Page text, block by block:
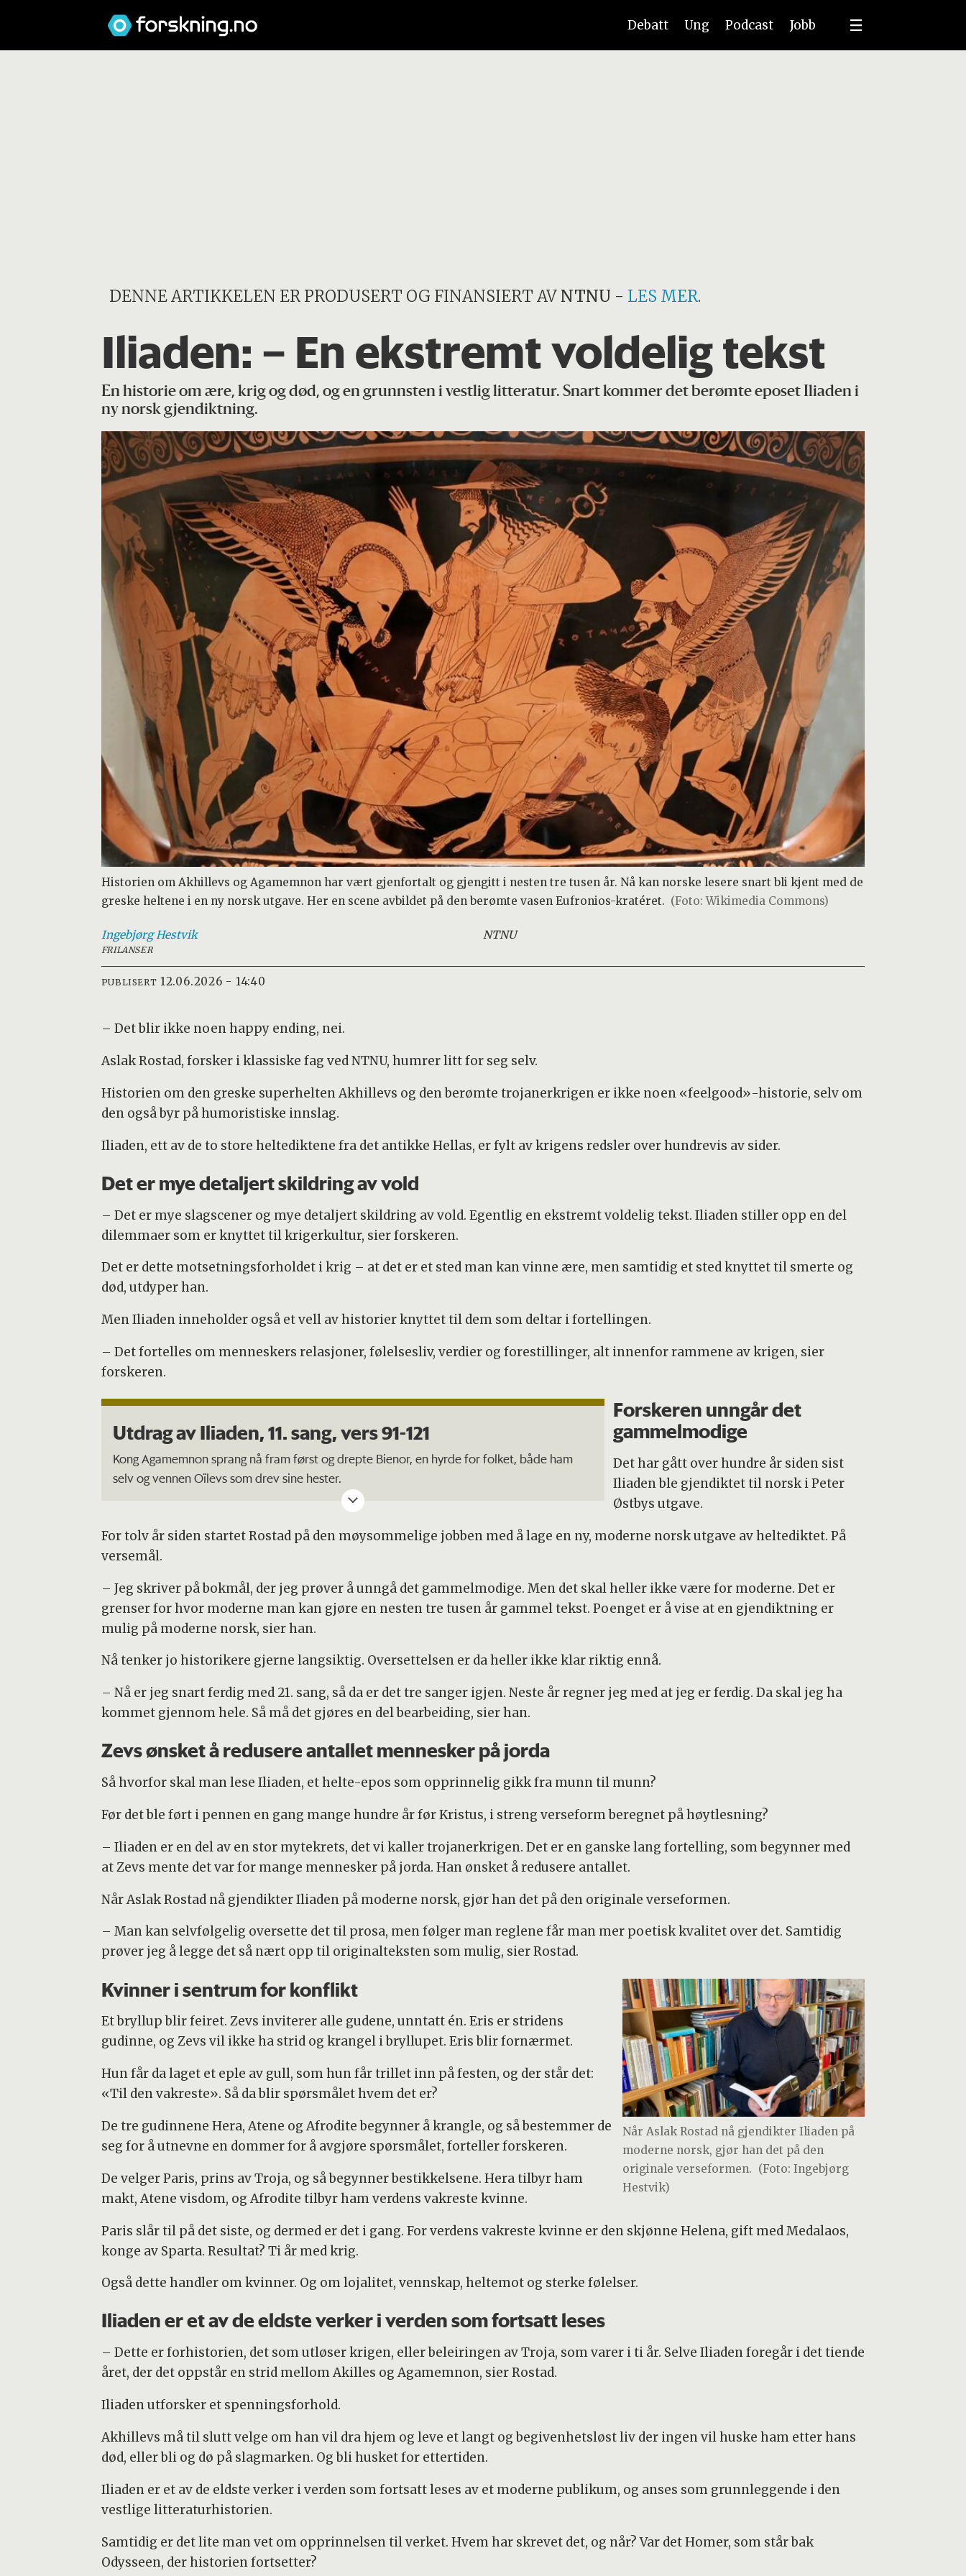
Debatt Ung Podcast Jobb
DENNE ARTIKKELEN ER PRODUSERT OG FINANSIERT AV NTNU - LES MER.
Iliaden: – En ekstremt voldelig tekst
En historie om ære, krig og død, og en grunnsten i vestlig litteratur. Snart kommer det berømte eposet Iliaden i
ny norsk gjendiktning.
Historien om Akhillevs og Agamemnon har vært gjenfortalt og gjengitt i nesten tre tusen år. Nå kan norske lesere snart bli kjent med de
greske heltene i en ny norsk utgave. Her en scene avbildet på den berømte vasen Eufronios-kratéret. (Foto: Wikimedia Commons)
Ingebjørg Hestvik
FRILANSER
NTNU
PUBLISERT 12.06.2026 - 14:40
– Det blir ikke noen happy ending, nei.
Aslak Rostad, forsker i klassiske fag ved NTNU, humrer litt for seg selv.
Historien om den greske superhelten Akhillevs og den berømte trojanerkrigen er ikke noen «feelgood»-historie, selv om
den også byr på humoristiske innslag.
Iliaden, ett av de to store heltediktene fra det antikke Hellas, er fylt av krigens redsler over hundrevis av sider.
Det er mye detaljert skildring av vold
– Det er mye slagscener og mye detaljert skildring av vold. Egentlig en ekstremt voldelig tekst. Iliaden stiller opp en del
dilemmaer som er knyttet til krigerkultur, sier forskeren.
Det er dette motsetningsforholdet i krig – at det er et sted man kan vinne ære, men samtidig et sted knyttet til smerte og
død, utdyper han.
Men Iliaden inneholder også et vell av historier knyttet til dem som deltar i fortellingen.
– Det fortelles om menneskers relasjoner, følelsesliv, verdier og forestillinger, alt innenfor rammene av krigen, sier
forskeren.
Utdrag av Iliaden, 11. sang, vers 91-121
Kong Agamemnon sprang nå fram først og drepte Bienor, en hyrde for folket, både ham
selv og vennen Oïlevs som drev sine hester.
Han hadde sprunget fra vognen, og stilte seg mot Agamemnon, men da han sprang fram,
traff Agamemnon hans panne med spydet; det kunne ikke hans hjelm som var tung av
bronse, få stanset.
Nei, det gikk tvers gjennom hjelmen og skallen, og hjernen der inne moste det helt. Slik
drepte han mannen som raste i sinne.
Kongen av mennenes flokk, Agamemnon, forlot dem nå begge mens deres bryst lyste
og en ekte; begge stod nå på én vogn. Den uekte sønnen var vognkusk, mens ved hans side
gikk vidgjetne Antifos.
Dem bandt Akhillevs sammen på Idas åser, med ungskudd formet til vidje, den gang de
spydet i brystet rett ovenfor vorten, før han traff Antifos’ øre med sverdet og slo ham av
vognen.
Da han forstod hvem de var, tok han raskt deres herlige bryner, for han så begge de to en
Ida.
Slik som en løve med letthet kan knuse den raskeste dåhjorts nyfødte unger idet den tar
tak med kraftige tenner når den når hiet, og røsker ut ungenes sårbare hjerter mens deres
fryktelig redsel, slik at hun farer av sted gjennom skog og tettvokste busker, våt av svette,
på flukt fra det mektige rovdyrets angrep, slik kunne ingen trojanere verge de to ifra døden,
nei, de var selv blitt drevet på flukt av argeiernes hærmenn.
Forskeren unngår det
gammelmodige
Det har gått over hundre år siden sist
Iliaden ble gjendiktet til norsk i Peter
Østbys utgave.
For tolv år siden startet Rostad på den møysommelige jobben med å lage en ny, moderne norsk utgave av heltediktet. På
versemål.
– Jeg skriver på bokmål, der jeg prøver å unngå det gammelmodige. Men det skal heller ikke være for moderne. Det er
grenser for hvor moderne man kan gjøre en nesten tre tusen år gammel tekst. Poenget er å vise at en gjendiktning er
mulig på moderne norsk, sier han.
Nå tenker jo historikere gjerne langsiktig. Oversettelsen er da heller ikke klar riktig ennå.
– Nå er jeg snart ferdig med 21. sang, så da er det tre sanger igjen. Neste år regner jeg med at jeg er ferdig. Da skal jeg ha
kommet gjennom hele. Så må det gjøres en del bearbeiding, sier han.
Zevs ønsket å redusere antallet mennesker på jorda
Så hvorfor skal man lese Iliaden, et helte-epos som opprinnelig gikk fra munn til munn?
Før det ble ført i pennen en gang mange hundre år før Kristus, i streng verseform beregnet på høytlesning?
– Iliaden er en del av en stor mytekrets, det vi kaller trojanerkrigen. Det er en ganske lang fortelling, som begynner med
at Zevs mente det var for mange mennesker på jorda. Han ønsket å redusere antallet.
Når Aslak Rostad nå gjendikter Iliaden på moderne norsk, gjør han det på den originale verseformen.
– Man kan selvfølgelig oversette det til prosa, men følger man reglene får man mer poetisk kvalitet over det. Samtidig
prøver jeg å legge det så nært opp til originalteksten som mulig, sier Rostad.
Når Aslak Rostad nå gjendikter Iliaden på
moderne norsk, gjør han det på den
originale verseformen. (Foto: Ingebjørg
Hestvik)
Kvinner i sentrum for konflikt
Et bryllup blir feiret. Zevs inviterer alle gudene, unntatt én. Eris er stridens
gudinne, og Zevs vil ikke ha strid og krangel i bryllupet. Eris blir fornærmet.
Hun får da laget et eple av gull, som hun får trillet inn på festen, og der står det:
«Til den vakreste». Så da blir spørsmålet hvem det er?
De tre gudinnene Hera, Atene og Afrodite begynner å krangle, og så bestemmer de
seg for å utnevne en dommer for å avgjøre spørsmålet, forteller forskeren.
De velger Paris, prins av Troja, og så begynner bestikkelsene. Hera tilbyr ham
makt, Atene visdom, og Afrodite tilbyr ham verdens vakreste kvinne.
Paris slår til på det siste, og dermed er det i gang. For verdens vakreste kvinne er den skjønne Helena, gift med Medalaos,
konge av Sparta. Resultat? Ti år med krig.
Også dette handler om kvinner. Og om lojalitet, vennskap, heltemot og sterke følelser.
Iliaden er et av de eldste verker i verden som fortsatt leses
– Dette er forhistorien, det som utløser krigen, eller beleiringen av Troja, som varer i ti år. Selve Iliaden foregår i det tiende
året, der det oppstår en strid mellom Akilles og Agamemnon, sier Rostad.
Iliaden utforsker et spenningsforhold.
Akhillevs må til slutt velge om han vil dra hjem og leve et langt og begivenhetsløst liv der ingen vil huske ham etter hans
død, eller bli og dø på slagmarken. Og bli husket for ettertiden.
Iliaden er et av de eldste verker i verden som fortsatt leses av et moderne publikum, og anses som grunnleggende i den
vestlige litteraturhistorien.
Samtidig er det lite man vet om opprinnelsen til verket. Hvem har skrevet det, og når? Var det Homer, som står bak
Odysseen, der historien fortsetter?